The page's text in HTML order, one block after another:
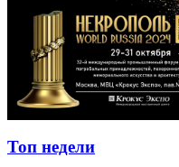
Топ недели